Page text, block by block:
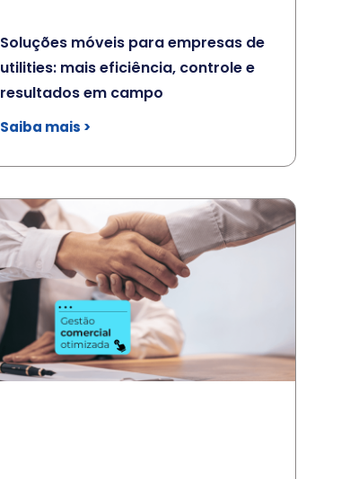
Soluções móveis para empresas de
utilities: mais eficiência, controle e
resultados em campo
Saiba mais >